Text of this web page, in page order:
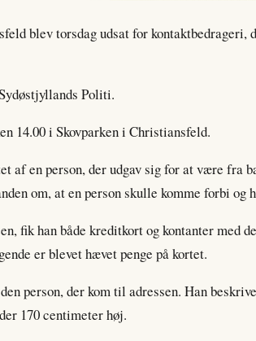
blev torsdag udsat for kontaktbedrageri,
Politi.
14.00 i Skovparken i Christiansfeld.
af en person, der udgav sig for at være fra
om, at en person skulle komme forbi og
fik han både kreditkort og kontanter med
er blevet hævet penge på kortet.
person, der kom til adressen. Han
170 centimeter høj.